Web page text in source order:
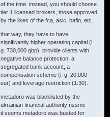
of the time. instead, you should choose
tier 1 licensed brokers, those approved
by the likes of the fca, asic, bafin, etc.
that way, they have to have
significantly higher operating capital (i.
g. 730,000 gbp), provide clients with
negative balance protection, a
segregated bank account, a
compensation scheme (i. g. 20,000
eur) and leverage restriction (1:30).
metadoro was blacklisted by the
ukrainian financial authority nssmc
it seems metadoro was busted for